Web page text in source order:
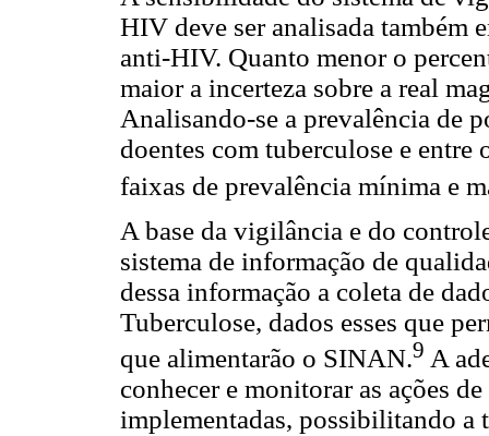
HIV deve ser analisada também
anti-HIV. Quanto menor o
maior a incerteza sobre a real
Analisando-se a prevalência de
doentes com tuberculose e entre
faixas de prevalência mínima e
A base da vigilância e do
sistema de informação de
dessa informação a coleta de
Tuberculose, dados esses que
que alimentarão o SINAN.9 A
conhecer e monitorar as ações
implementadas, possibilitando a